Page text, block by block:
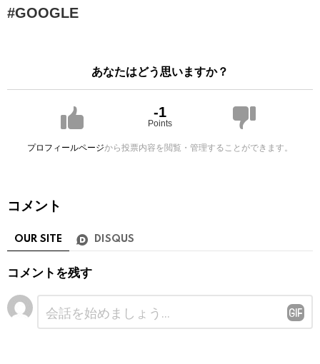
GOOGLE
あなたはどう思いますか？
-1
Points
プロフィールページから投票内容を閲覧・管理することができます。
コメント
OUR SITE DISQUS
コメントを残す